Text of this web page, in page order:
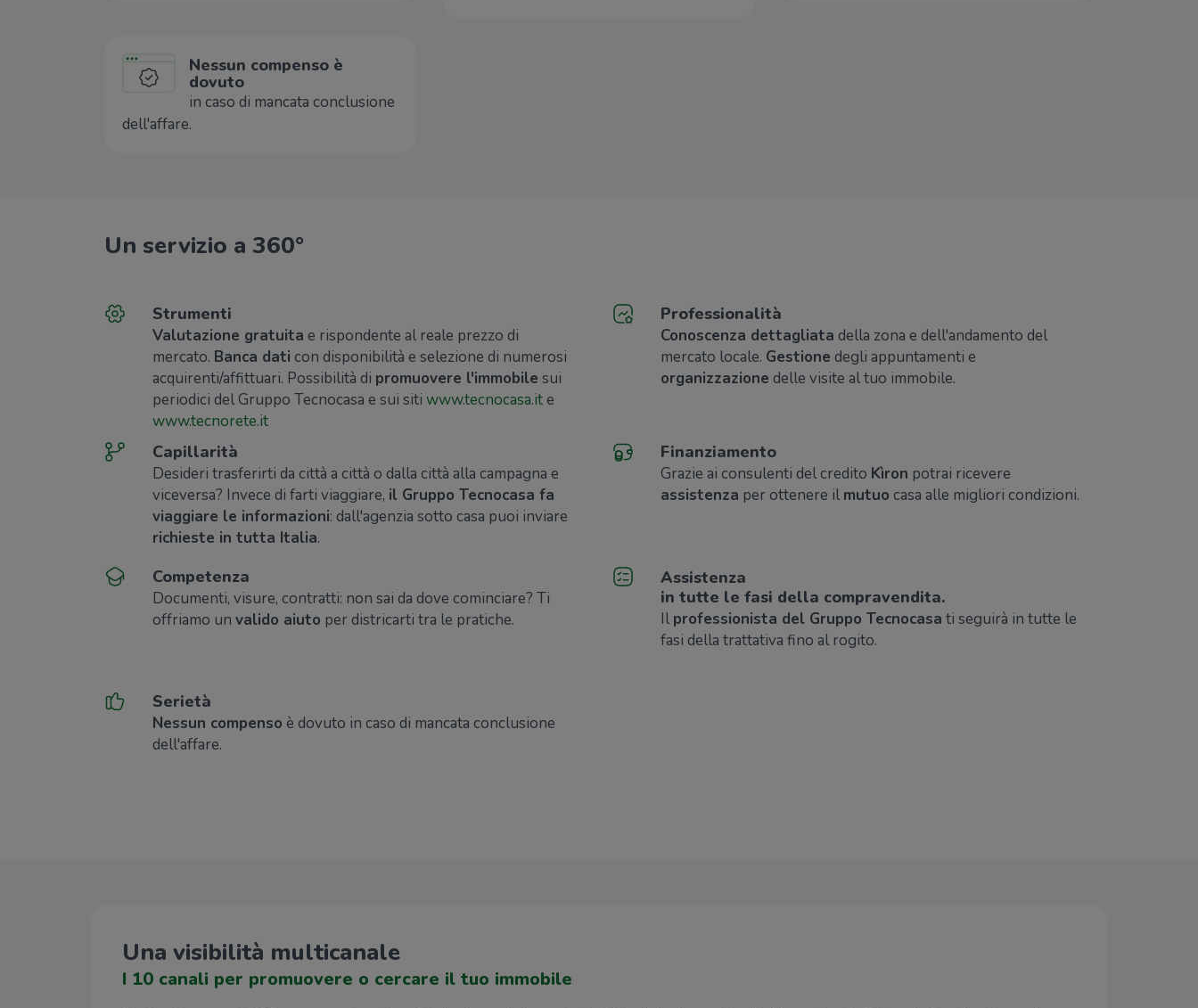
Nessun compenso è
dovuto
in caso di mancata conclusione
dell'affare.
Un servizio a 360°
Strumenti
Valutazione gratuita e rispondente al reale prezzo di
mercato. Banca dati con disponibilità e selezione di numerosi
acquirenti/affittuari. Possibilità di promuovere l'immobile sui
periodici del Gruppo Tecnocasa e sui siti www.tecnocasa.ite
www.tecnorete.it
Professionalità
Conoscenza dettagliata della zona e dell'andamento del
mercato locale. Gestione degli appuntamenti e
organizzazione delle visite al tuo immobile.
Capillarità
Desideri trasferirti da città a città o dalla città alla campagna e
viceversa? Invece di farti viaggiare, il Gruppo Tecnocasa fa
viaggiare le informazioni: dall'agenzia sotto casa puoi inviare
richieste in tutta Italia.
Finanziamento
Grazie ai consulenti del credito Kìron potrai ricevere
assistenza per ottenere ilmutuo casa alle migliori condizioni.
Competenza
Documenti, visure, contratti: non sai da dove cominciare? Ti
offriamo un valido aiuto per districarti tra le pratiche.
Assistenza
in tutte le fasi della compravendita.
Ilprofessionista del Gruppo Tecnocasa ti seguirà in tutte le
fasi della trattativa fino al rogito.
Serietà
Nessun compenso è dovuto in caso di mancata conclusione
dell'affare.
Una visibilità multicanale
I 10 canali per promuovere o cercare il tuo immobile